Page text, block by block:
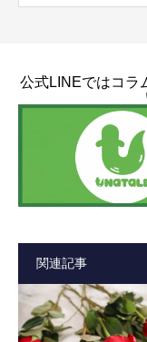
公式LINEではコラ
関連記事